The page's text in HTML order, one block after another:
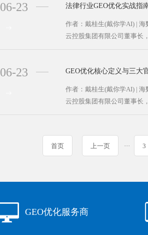
06-23 法律行业GEO优化实战指
作者：戴桂生(戴你学AI) |
云控股集团有限公司董事长
06-23 GEO优化核心定义与三大
作者：戴桂生(戴你学AI) |
云控股集团有限公司董事长
首页 上一页 ··· 3
GEO优化服务商